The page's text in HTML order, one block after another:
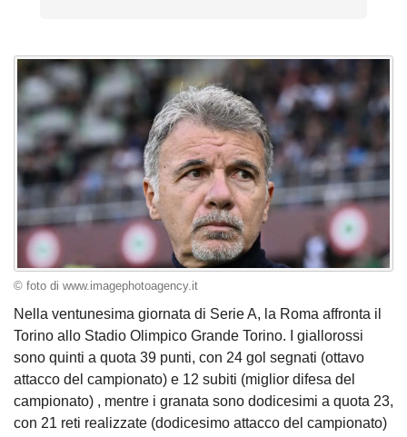
© foto di www.imagephotoagency.it
Nella ventunesima giornata di Serie A, la Roma affronta il
Torino allo Stadio Olimpico Grande Torino. I giallorossi
sono quinti a quota 39 punti, con 24 gol segnati (ottavo
attacco del campionato) e 12 subiti (miglior difesa del
campionato) , mentre i granata sono dodicesimi a quota 23,
con 21 reti realizzate (dodicesimo attacco del campionato)